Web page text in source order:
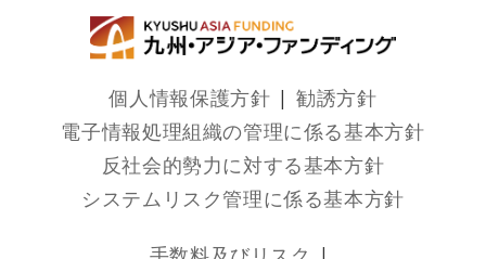
個人情報保護方針
勧誘方針
電子情報処理組織の管理に係る基本方針
反社会的勢力に対する基本方針
システムリスク管理に係る基本方針